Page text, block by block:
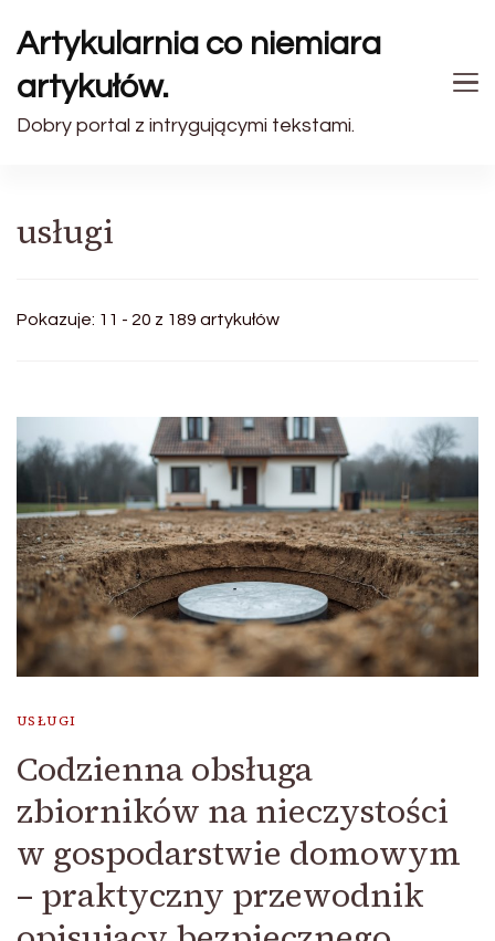
Artykularnia co niemiara
artykułów.
Dobry portal z intrygującymi tekstami.
usługi
Pokazuje: 11 - 20 z 189 artykułów
USŁUGI
Codzienna obsługa
zbiorników na nieczystości
w gospodarstwie domowym
– praktyczny przewodnik